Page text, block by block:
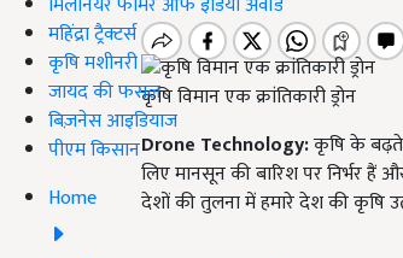
महिंद्रा ट्रैक्टर्स
कृषि मशीनरी
जायद की फसल
बिज़नेस आइडियाज
पीएम किसान
Home
कृषि विमान एक क्रांतिकारी ड्रोन
Drone Technology:कृषि के बढ़ते
लिए मानसून की बारिश पर निर्भर
देशों की तुलना में हमारे देश की कृषि